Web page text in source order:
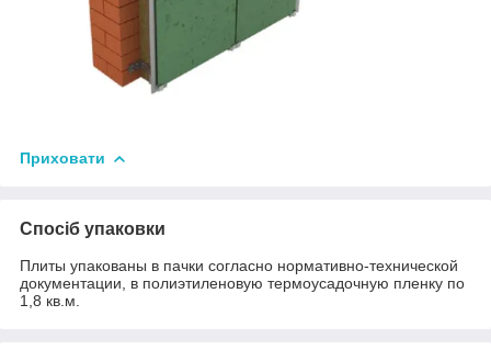
Приховати
Спосіб упаковки
Плиты упакованы в пачки согласно нормативно-технической
документации, в полиэтиленовую термоусадочную пленку по
1,8 кв.м.